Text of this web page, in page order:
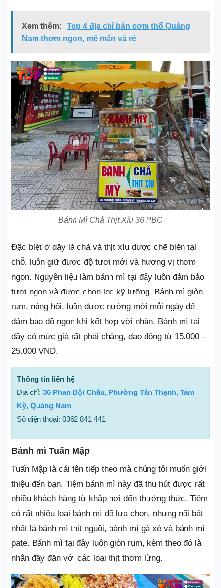
Xem thêm:
Top 4 địa chỉ bán cơm thố Quảng
Nam thơm ngon, mê mẩn và rẻ
Bánh Mì Chả Thịt Xíu 36 PBC
Đặc biệt ở đây là chả và thịt xíu được chế biến tại
chỗ, luôn giữ được độ tươi mới và hương vị thơm
ngon. Nguyên liệu làm bánh mì tại đây luôn đảm bảo
tươi ngon và được chọn lọc kỹ lưỡng. Bánh mì giòn
rụm, nóng hổi, luôn được nướng mới mỗi ngày để
đảm bảo độ ngon khi kết hợp với nhân. Bánh mì tại
đây có mức giá rất phải chăng, dao động từ 15.000 –
25.000 VND.
Thông tin liên hệ
Địa chỉ: 36 Phan Bội Châu, Phường Tân Thạnh, Tam
Kỳ, Quảng Nam
Số điện thoại: 0362 841 441
Bánh mì Tuấn Mập
Tuấn Mập là cái tên tiếp theo mà chúng tôi muốn giới
thiệu đến bạn. Tiệm bánh mì này đã thu hút được rất
nhiều khách hàng từ khắp nơi đến thưởng thức. Tiệm
có rất nhiều loại bánh mì để lựa chọn, nhưng nổi bật
nhất là bánh mì thịt nguội, bánh mì gà xé và bánh mì
pate. Bánh mì tại đây luôn giòn rụm, kèm theo đó là
nhân đầy đặn với các loại thịt thơm lừng.